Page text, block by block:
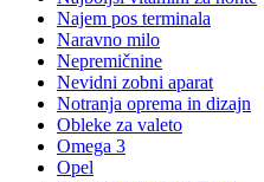
Najem pos terminala
Naravno milo
Nepremičnine
Nevidni zobni aparat
Notranja oprema in dizajn
Obleke za valeto
Omega 3
Opel